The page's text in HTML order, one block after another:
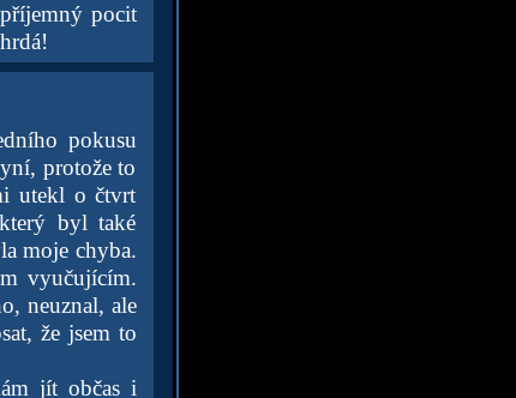
pocit
pokusu
protože to
utekl o čtvrt
byl také
moje chyba.
vyučujícím.
neuznal, ale
že jsem to
jít občas i